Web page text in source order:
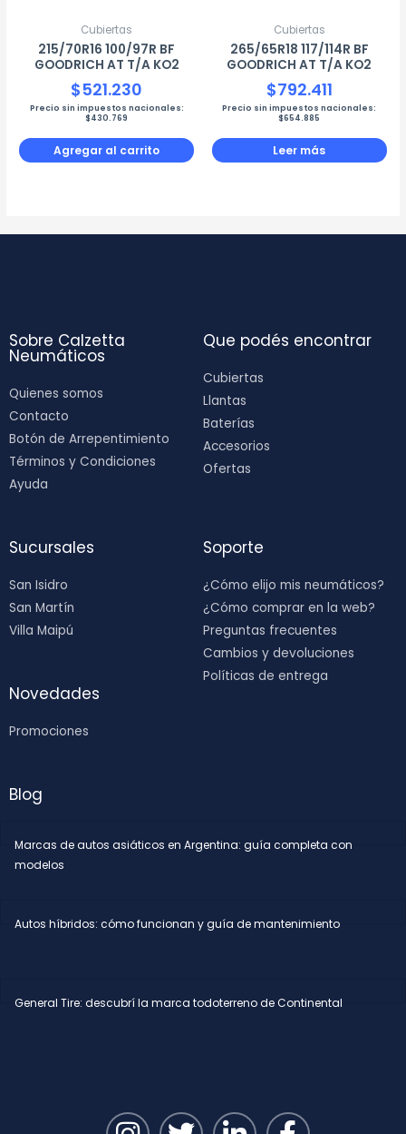
Cubiertas
215/70R16 100/97R BF
GOODRICH AT T/A KO2
$521.230
Precio sin impuestos nacionales:
$430.769
Agregar al carrito
Cubiertas
265/65R18 117/114R BF
GOODRICH AT T/A KO2
$792.411
Precio sin impuestos nacionales:
$654.885
Leer más
Sobre Calzetta
Neumáticos
Quienes somos
Contacto
Botón de Arrepentimiento
Términos y Condiciones
Ayuda
Que podés encontrar
Cubiertas
Llantas
Baterías
Accesorios
Ofertas
Sucursales
San Isidro
San Martín
Villa Maipú
Novedades
Promociones
Soporte
¿Cómo elijo mis neumáticos?
¿Cómo comprar en la web?
Preguntas frecuentes
Cambios y devoluciones
Políticas de entrega
Blog
Marcas de autos asiáticos en Argentina: guía completa con
modelos
Autos híbridos: cómo funcionan y guía de mantenimiento
General Tire: descubrí la marca todoterreno de Continental
I T L F